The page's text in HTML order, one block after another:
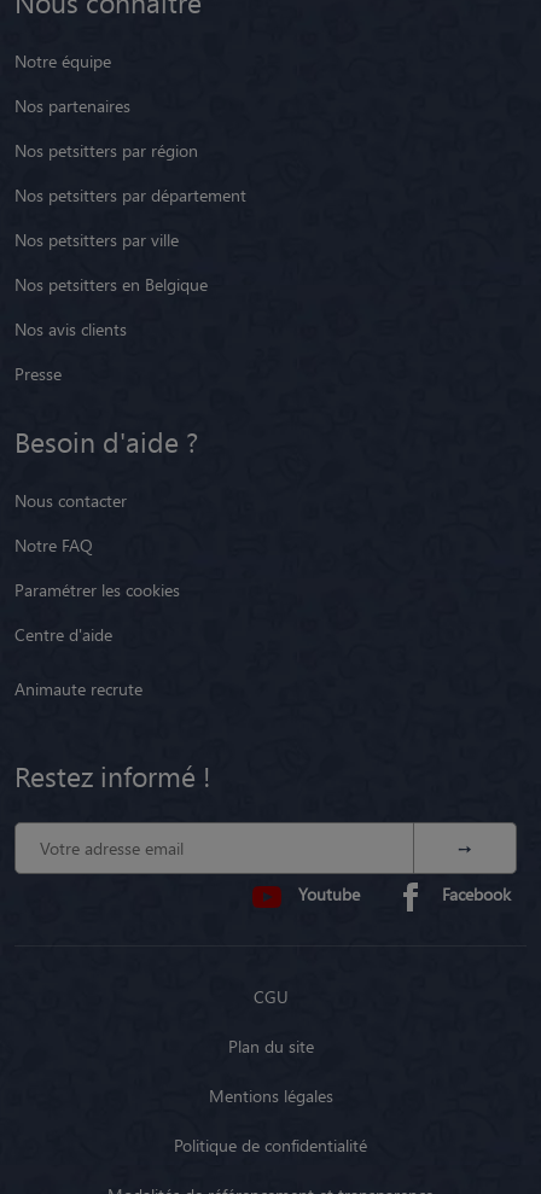
Notre équipe
Nos partenaires
Nos petsitters par région
Nos petsitters par département
Nos petsitters par ville
Nos petsitters en Belgique
Nos avis clients
Presse
Besoin d'aide ?
Nous contacter
Notre FAQ
Paramétrer les cookies
Centre d'aide
Animaute recrute
Restez informé !
Youtube Facebook
CGU
Plan du site
Mentions légales
Politique de confidentialité